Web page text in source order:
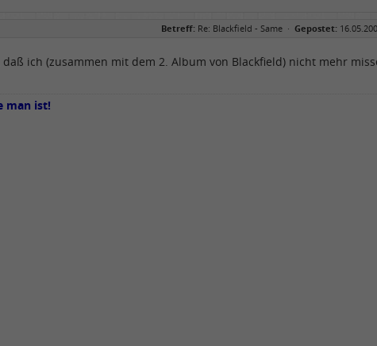
Betreff: Re: Blackfield - Same · Gepostet:
daß ich (zusammen mit dem 2. Album von Blackfield) nicht mehr
man ist!